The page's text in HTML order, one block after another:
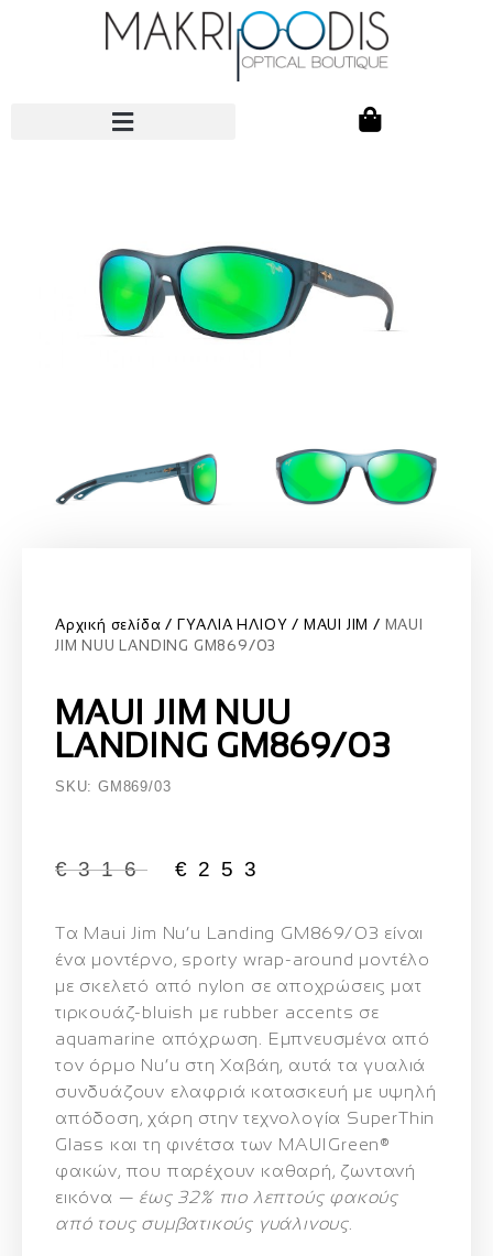
Αρχική σελίδα ΓΥΑΛΙΑ ΗΛΙΟΥ MAUI JIM
MAUI
JIM NUU LANDING GM869/03
MAUI JIM NUU
LANDING GM869/03
SKU: GM869/03
€316 € 253
Τα Maui Jim Nu’u Landing GM869/03 είναι
ένα μοντέρνο, sporty wrap‑around μοντέλο
με σκελετό από nylon σε αποχρώσεις ματ
τιρκουάζ-bluish με rubber accents σε
aquamarine απόχρωση. Εμπνευσμένα από
τον όρμο Nu’u στη Χαβάη, αυτά τα γυαλιά
συνδυάζουν ελαφριά κατασκευή με υψηλή
απόδοση, χάρη στην τεχνολογία SuperThin
Glass και τη φινέτσα των MAUIGreen®
φακών, που παρέχουν καθαρή, ζωντανή
εικόνα — έως 32% πιο λεπτούς φακούς
από τους συμβατικούς γυάλινους